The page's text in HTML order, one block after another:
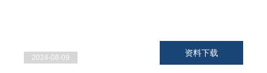
2024-08-09
资料下载